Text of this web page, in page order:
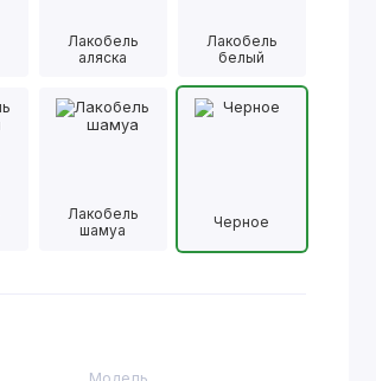
Лакобель
аляска
Лакобель
белый
Лакобель
шамуа
Черное